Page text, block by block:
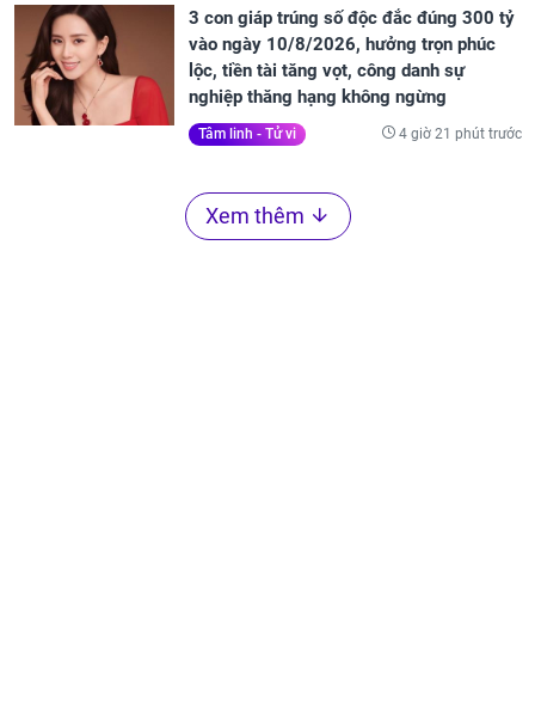
3 con giáp trúng số độc đắc đúng 300 tỷ
vào ngày 10/8/2026, hưởng trọn phúc
lộc, tiền tài tăng vọt, công danh sự
nghiệp thăng hạng không ngừng
Tâm linh - Tử vi 4 giờ 21 phút trước
Xem thêm